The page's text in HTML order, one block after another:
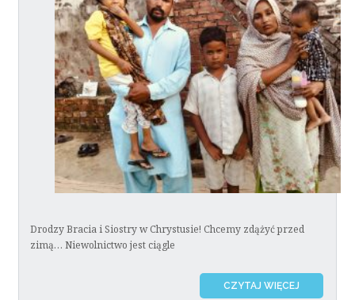
Drodzy Bracia i Siostry w Chrystusie! Chcemy zdążyć przed
zimą… Niewolnictwo jest ciągle
CZYTAJ WIĘCEJ